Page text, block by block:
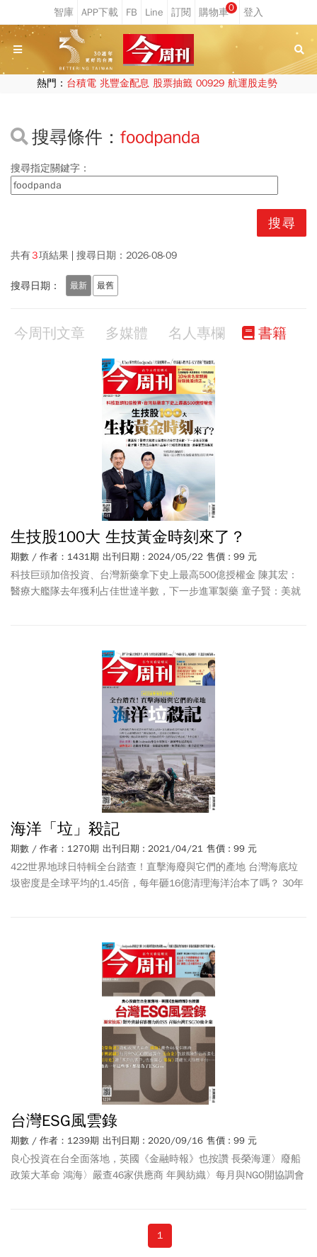
0
熱門： 台積電 兆豐金配息 股票抽籤 00929 航運股走勢
搜尋條件： foodpanda
搜尋指定關鍵字：
共有3項結果 搜尋日期： 2026-08-09
搜尋日期： 最新 最舊
今周刊文章 多媒體 名人專欄 書籍
生技股100大 生技黃金時刻來了？
期數 / 作者：1431期 出刊日期 : 2024/05/22 售價 : 99 元
科技巨頭加倍投資、台灣新藥拿下史上最高500億授權金 陳其宏：
醫療大艦隊去年獲利占佳世達半數，下一步進軍製藥 童子賢：美就
foodpanda三大效應解析 亞馬遜入股世芯-KY背後「雙贏
海洋「垃」殺記
期數 / 作者：1270期 出刊日期 : 2021/04/21 售價 : 99 元
422世界地球日特輯全台踏查！直擊海廢與它們的產地 台灣海底垃
圾密度是全球平均的1.45倍，每年砸16億清理海洋治本了嗎？ 30年
復活》漁網再生眼鏡、保麗龍變鍵盤、蚵殼做衣服，推手是它 花旗
集團執行長 佛瑞塞 花旗撤台》她上任一個月 就宣布退出13國消金
市場 「秩序控CEO」能救起昔日「銀行一哥」？ 在台消金業務身價
百億起跳 潛在買家出列 拚「全台最大漁電共生」案場 大亞沈尚弘
盤算曝光 「中國好朋友」風險驟升 IC設計台廠為難
台灣ESG風雲錄
期數 / 作者：1239期 出刊日期 : 2020/09/16 售價 : 99 元
良心投資在台全面落地，英國《金融時報》也按讚 長榮海運〉廢船
政策大革命 鴻海〉嚴查46家供應商 年興紡織〉每月與NGO開協調會
露〉對外資最有影響力的ISS 首揭台灣ESG 30強企業
槓送生鮮 20分鐘到貨搶攻快商機 美國大選最害怕的奧步 深偽技術
1